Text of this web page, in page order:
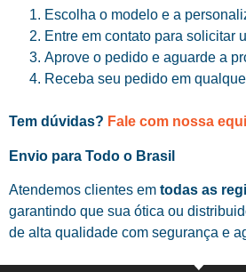
Escolha o modelo e a
Entre em contato para solicitar
Aprove o pedido e aguarde a
Receba seu pedido em
Tem dúvidas? Fale com nossa
Envio para Todo o Brasil
Atendemos clientes em todas as
garantindo que sua ótica ou
de alta qualidade com segurança e